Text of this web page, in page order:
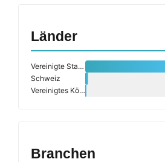
Länder
Vereinigte Staaten (USA)
Schweiz
Vereinigtes Königreich
Branchen